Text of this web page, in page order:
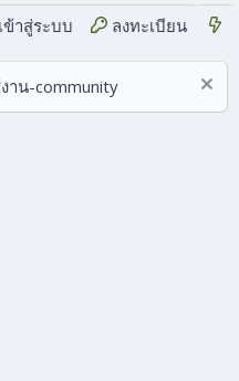
เข้าสู่ระบบ ลงทะเบียน
าน-community